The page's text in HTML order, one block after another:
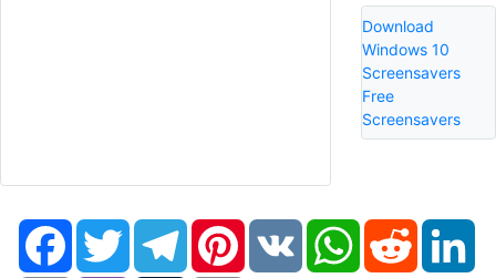
Download
Windows 10
Screensavers
Free
Screensavers
FacebookTwitter TelegramPinterestVK WhatsAppReddit